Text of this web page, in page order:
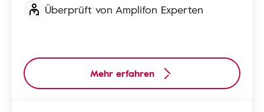
Überprüft von Amplifon Experten
Mehr erfahren